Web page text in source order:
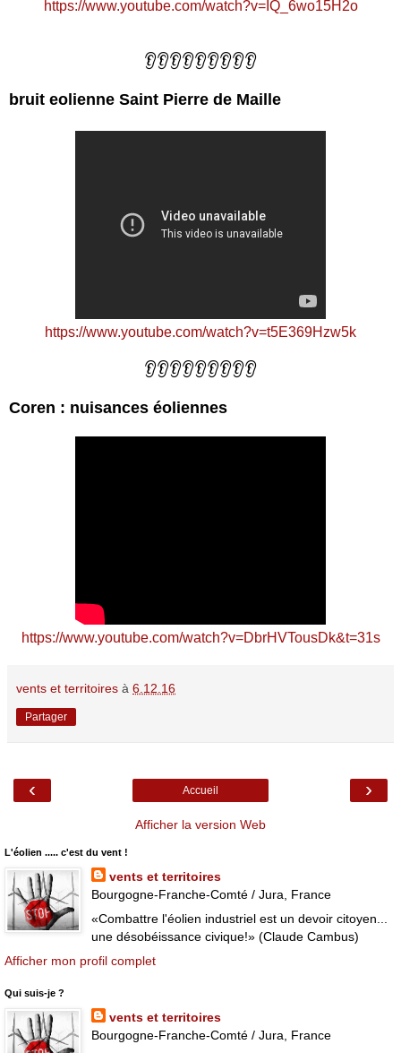
https://www.youtube.com/watch?v=IQ_6wo15H2o
👂👂👂👂👂👂👂👂👂
bruit eolienne Saint Pierre de Maille
https://www.youtube.com/watch?v=t5E369Hzw5k
👂👂👂👂👂👂👂👂👂
Coren : nuisances éoliennes
https://www.youtube.com/watch?v=DbrHVTousDk&t=31s
vents et territoires à 6.12.16
Partager
‹ ›
Accueil
Afficher la version Web
L'éolien ..... c'est du vent !
vents et territoires
Bourgogne-Franche-Comté / Jura, France
«Combattre l'éolien industriel est un devoir citoyen...
une désobéissance civique!» (Claude Cambus)
Afficher mon profil complet
Qui suis-je ?
vents et territoires
Bourgogne-Franche-Comté / Jura, France